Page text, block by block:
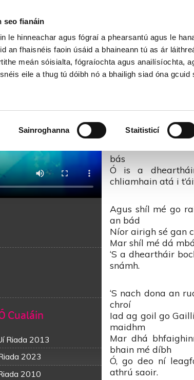
seo fianáin
le hinneachar agus fógraí a phearsantú agus le
an fhaisnéis faoin úsáid a bhaineann tú as ár
meán sóisialta, fógraíochta agus anailísíochta,
eile a thug tú dóibh nó a bhailigh siad óna
Sainroghanna Staitisticí
na Trá Báine – Corn
‘Gus nuair a bhí
Is nuair a bhí sé
bás
Ó is a
chliamhain atá i
Agus shíl mé go
an bád
Níor airigh sé gan
Mar shíl mé dá
‘S a dheartháir
snámh.
‘S nach dona an
chroí
Iad ag goil go
maidhm
Mar dhá
bhain mé díbh
Ó, go deo ní
athrú saoir.
Cualáin
Riada 2013
2023
2010